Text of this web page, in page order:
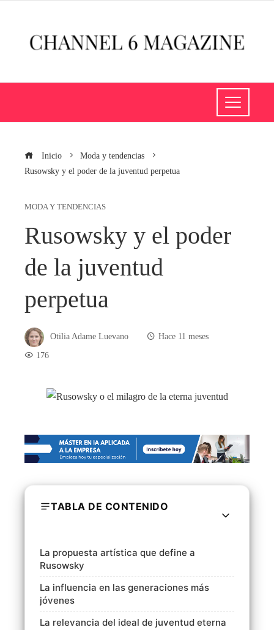
Inicio
Moda y tendencias
Rusowsky y el poder de la juventud perpetua
MODA Y TENDENCIAS
Rusowsky y el poder
de la juventud
perpetua
Otilia Adame Luevano
Hace 11 meses
176
TABLA DE CONTENIDO
La propuesta artística que define a
Rusowsky
La influencia en las generaciones más
jóvenes
La relevancia del ideal de juventud eterna